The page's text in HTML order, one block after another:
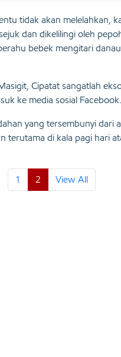
tidak akan melelahkan,
dan dikelilingi oleh
bebek mengitari
Cipatat sangatlah
ke media sosial Facebook.
yang tersembunyi dari
terutama di kala pagi hari
1 2 View All